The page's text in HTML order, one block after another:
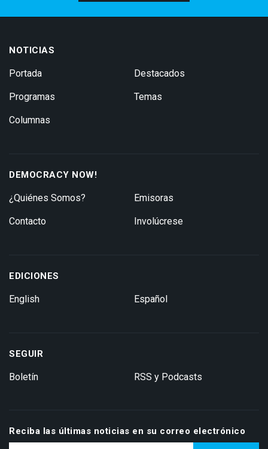
NOTICIAS
Portada
Programas
Columnas
Destacados
Temas
DEMOCRACY NOW!
¿Quiénes Somos?
Contacto
Emisoras
Involúcrese
EDICIONES
English Español
SEGUIR
Boletín RSS y Podcasts
Reciba las últimas noticias en su correo electrónico